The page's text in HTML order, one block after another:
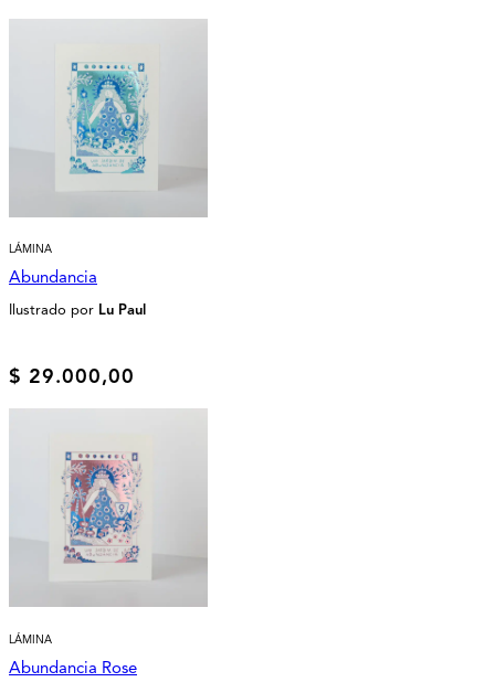
LÁMINA
Abundancia
Ilustrado por Lu Paul
$ 29.000,00
LÁMINA
Abundancia Rose